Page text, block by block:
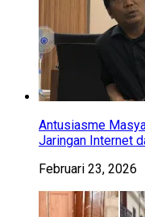
Antusiasme
Jaringan Internet
Februari 23, 2026